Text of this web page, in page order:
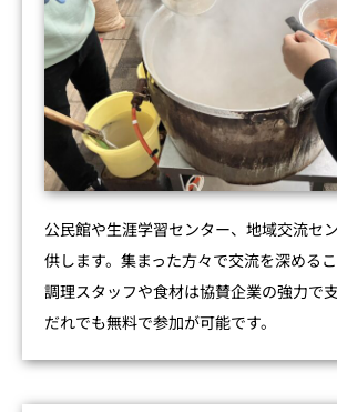
公民館や生涯学習センター、地域交流セ
供します。集まった方々で交流を深めるこ
調理スタッフや食材は協賛企業の強力で
だれでも無料で参加が可能です。